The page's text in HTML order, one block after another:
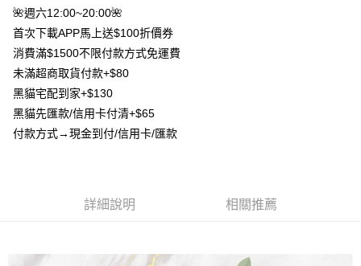
台新國際商業銀行
台灣樂天信用卡公司
大哥付你分期
相關說明
【大哥付你分期使用說明】
1.本服務由台灣大哥大提供，台灣大哥大用戶可立即使用無須另外申請。
2.付款方式選擇「大哥付你分期」，訂單成立後會自動跳轉到大哥付的交易
流程，驗證手機門號後，選擇欲分期的期數、繳款截止日，確認付款後即完
成交易。
3.實際核准額度、可分期數及費用金額請依後續交易確認頁面所載為準。
1.分期款項不併入電信帳單，「大哥付你分期」於每月結算日後寄送繳費提
AFTEE先享後付
相關說明
【關於「AFTEE先享後付」】
便利好安心！
【「AFTEE先享後付」結帳流程】
２．訂單成立數日內，您將收到繳費通知簡訊。
ATM付款
🌺週六12:00~20:00🌺
首次下載APP馬上送$100折價券
消費滿$1500不限付款方式免運費
未滿超商取貨付款+$80
黑貓宅配到家+$130
黑貓先匯款/信用卡付清+$65
付款方式→現金到付/信用卡/匯款
詳細說明 相關推薦